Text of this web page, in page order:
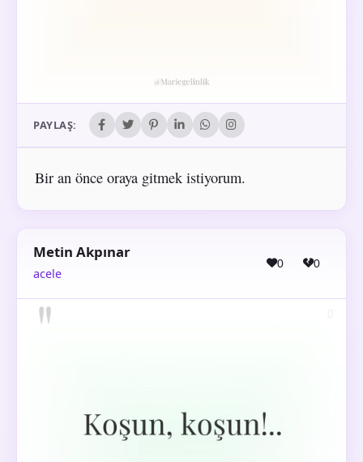
PAYLAŞ:
Bir an önce oraya gitmek istiyorum.
Metin Akpınar
acele
0 0